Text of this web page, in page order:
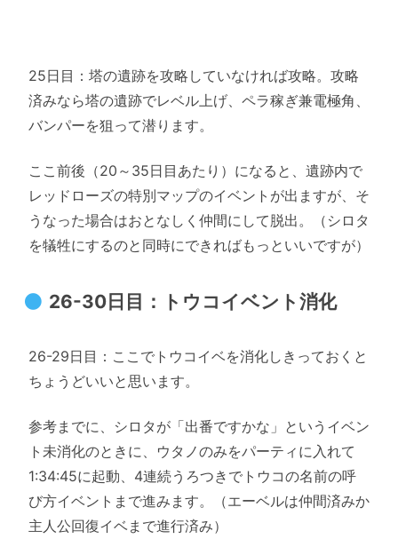
25日目：塔の遺跡を攻略していなければ攻略。攻略
済みなら塔の遺跡でレベル上げ、ペラ稼ぎ兼電極角、
バンパーを狙って潜ります。
ここ前後（20～35日目あたり）になると、遺跡内で
レッドローズの特別マップのイベントが出ますが、そ
うなった場合はおとなしく仲間にして脱出。（シロタ
を犠牲にするのと同時にできればもっといいですが）
26-30日目：トウコイベント消化
26-29日目：ここでトウコイベを消化しきっておくと
ちょうどいいと思います。
参考までに、シロタが「出番ですかな」というイベン
ト未消化のときに、ウタノのみをパーティに入れて
1:34:45に起動、4連続うろつきでトウコの名前の呼
び方イベントまで進みます。（エーベルは仲間済みか
主人公回復イベまで進行済み）